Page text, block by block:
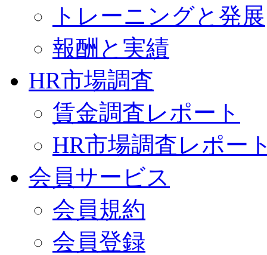
トレーニングと発展
報酬と実績
HR市場調査
賃金調査レポート
HR市場調査レポー
会員サービス
会員規約
会員登録